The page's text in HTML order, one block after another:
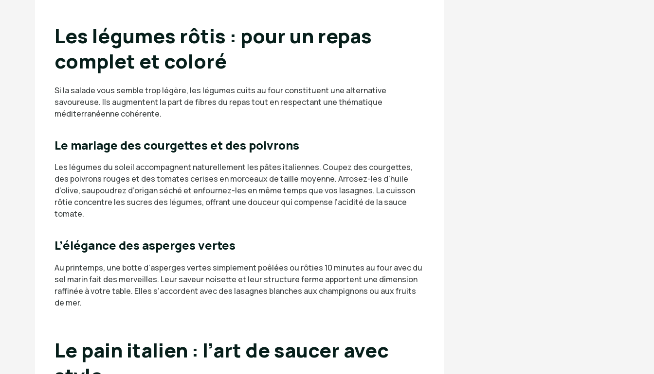
Les légumes rôtis : pour un repas
complet et coloré
Si la salade vous semble trop légère, les légumes cuits au four constituent une alternative
savoureuse. Ils augmentent la part de fibres du repas tout en respectant une thématique
méditerranéenne cohérente.
Le mariage des courgettes et des poivrons
Les légumes du soleil accompagnent naturellement les pâtes italiennes. Coupez des courgettes,
des poivrons rouges et des tomates cerises en morceaux de taille moyenne. Arrosez-les d’huile
d’olive, saupoudrez d’origan séché et enfournez-les en même temps que vos lasagnes. La cuisson
rôtie concentre les sucres des légumes, offrant une douceur qui compense l’acidité de la sauce
tomate.
L’élégance des asperges vertes
Au printemps, une botte d’asperges vertes simplement poêlées ou rôties 10 minutes au four avec du
sel marin fait des merveilles. Leur saveur noisette et leur structure ferme apportent une dimension
raffinée à votre table. Elles s’accordent avec des lasagnes blanches aux champignons ou aux fruits
de mer.
Le pain italien : l’art de saucer avec